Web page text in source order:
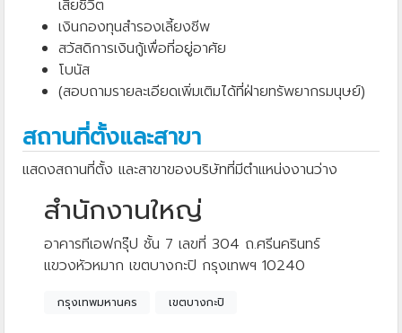
เสียชีวิต
เงินกองทุนสำรองเลี้ยงชีพ
สวัสดิการเงินกู้เพื่อที่อยู่อาศัย
โบนัส
(สอบถามรายละเอียดเพิ่มเติมได้ที่ฝ่ายทรัพยากรมนุษย์)
สถานที่ตั้งและสาขา
แสดงสถานที่ตั้ง และสาขาของบริษัทที่มีตำแหน่งงานว่าง
สำนักงานใหญ่
อาคารทีเอฟกรุ๊ป ชั้น 7 เลขที่ 304 ถ.ศรีนครินทร์
แขวงหัวหมาก เขตบางกะปิ กรุงเทพฯ 10240
กรุงเทพมหานคร เขตบางกะปิ